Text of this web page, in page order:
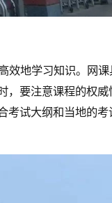
效地学习知识。网
，要注意课程的权
考试大纲和当地的